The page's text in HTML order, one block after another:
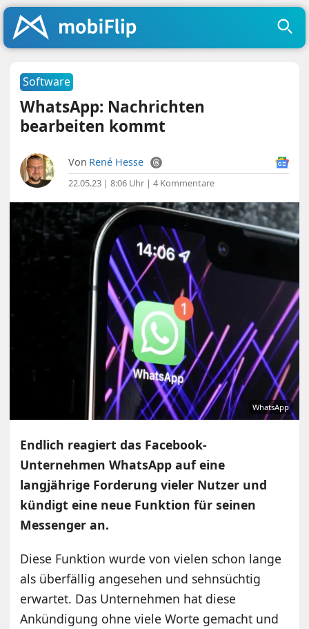
Software
WhatsApp: Nachrichten
bearbeiten kommt
Von René Hesse
22.05.23 | 8:06 Uhr |4 Kommentare
WhatsApp
Endlich reagiert das Facebook-
Unternehmen WhatsApp auf eine
langjährige Forderung vieler Nutzer und
kündigt eine neue Funktion für seinen
Messenger an.
Diese Funktion wurde von vielen schon lange
als überfällig angesehen und sehnsüchtig
erwartet. Das Unternehmen hat diese
Ankündigung ohne viele Worte gemacht und